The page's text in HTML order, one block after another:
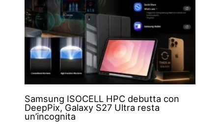
Samsung ISOCELL HPC debutta con
DeepPix, Galaxy S27 Ultra resta
un’incognita